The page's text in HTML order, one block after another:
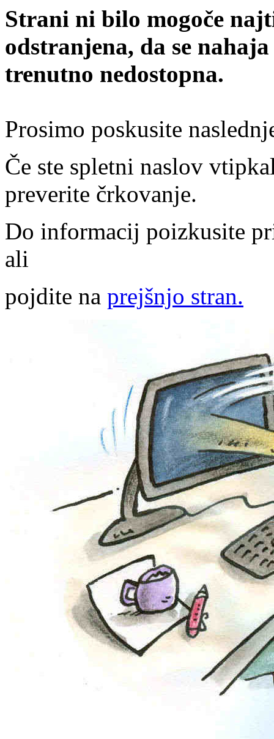
Strani ni bilo mogoče
odstranjena, da se
trenutno nedostopna.
Prosimo poskusite
Če ste spletni naslov
preverite črkovanje.
Do informacij poizkusite
ali
pojdite na prejšnjo stran.